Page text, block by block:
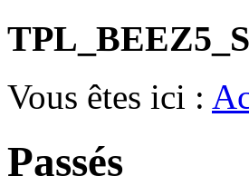
Vous êtes ici :
Passés